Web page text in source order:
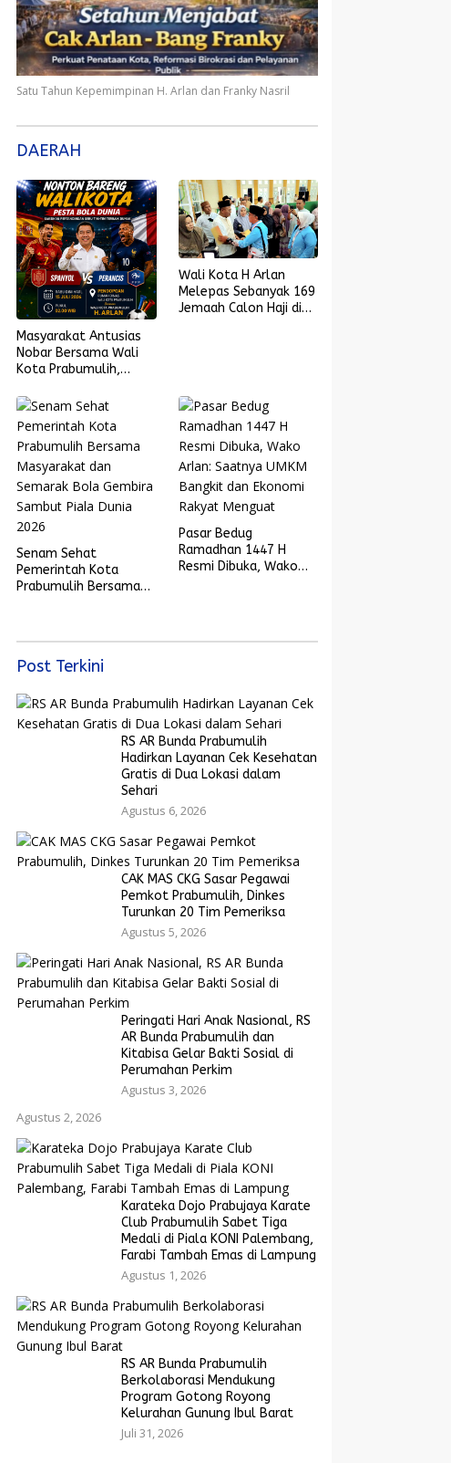
Satu Tahun Kepemimpinan H. Arlan dan Franky Nasril
DAERAH
Masyarakat Antusias
Nobar Bersama Wali
Kota Prabumulih,
Final Piala Dunia 2026
Wali Kota H Arlan
Melepas Sebanyak 169
Jemaah Calon Haji di
Senam Sehat
Pemerintah Kota
Prabumulih Bersama
Pasar Bedug
Ramadhan 1447 H
Resmi Dibuka, Wako
Post Terkini
RS AR Bunda Prabumulih
Hadirkan Layanan Cek Kesehatan
Gratis di Dua Lokasi dalam
Sehari
Agustus 6, 2026
CAK MAS CKG Sasar Pegawai
Pemkot Prabumulih, Dinkes
Turunkan 20 Tim Pemeriksa
Agustus 5, 2026
Peringati Hari Anak Nasional, RS
AR Bunda Prabumulih dan
Kitabisa Gelar Bakti Sosial di
Perumahan Perkim
Agustus 3, 2026
Agustus 2, 2026
Karateka Dojo Prabujaya Karate
Club Prabumulih Sabet Tiga
Medali di Piala KONI Palembang,
Farabi Tambah Emas di Lampung
Agustus 1, 2026
RS AR Bunda Prabumulih
Berkolaborasi Mendukung
Program Gotong Royong
Kelurahan Gunung Ibul Barat
Juli 31, 2026